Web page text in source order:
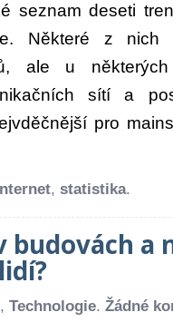
seznam deseti
Některé z nich
ale u
sítí a
pro
, statistika.
budovách a
Technologie. Žádné